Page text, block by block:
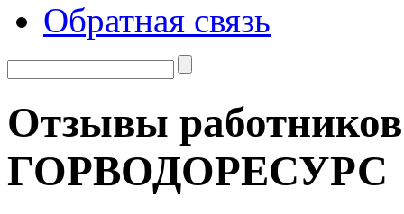
Обратная связь
Отзывы
ГОРВОДОРЕСУРС